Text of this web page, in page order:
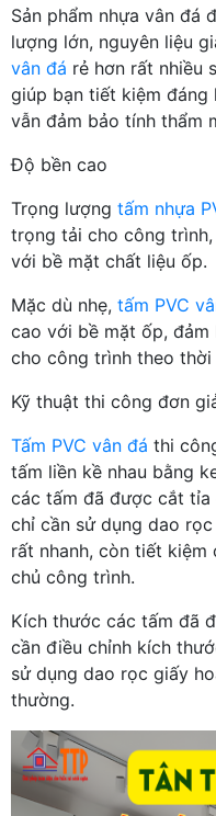
Sản phẩm nhựa vân đá
lượng lớn, nguyên liệu
vân đá rẻ hơn rất nhiều
giúp bạn tiết kiệm đáng
vẫn đảm bảo tính thẩm
Độ bền cao
Trọng lượng tấm nhựa
trọng tải cho công
với bề mặt chất liệu ốp.
Mặc dù nhẹ, tấm PVC
cao với bề mặt ốp, đảm
cho công trình theo thời
Kỹ thuật thi công đơn
Tấm PVC vân đá thi
tấm liền kề nhau bằng
các tấm đã được cắt tỉa
chỉ cần sử dụng dao
rất nhanh, còn tiết
chủ công trình.
Kích thước các tấm đã
cần điều chỉnh kích
sử dụng dao rọc giấy
thường.